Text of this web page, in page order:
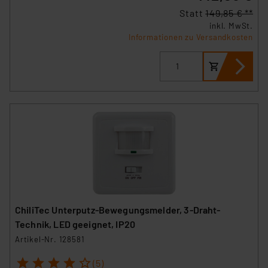
erteilte Zustimmung können Sie jederzeit unter dem
Link „Cookie Einstellungen“ anpassen oder widerrufen.
Die Rechtmäßigkeit der Speicherung, Abrufung und
Analyse bis zum Zeitpunkt des Widerrufs bleibt hiervon
unberührt. Ihre Browser-Einstellungen können dazu
Cookies dieser Drittanbieter umfasst daher ggf. auch
und zu der jeweiligen Datenübermittlung erhalten Sie in
der Datenschutzerklärung. Für die USA besteht kein
dass die USA als Land mit unzureichendem
Statt149,85 € **
inkl. MwSt.
Informationen zu Versandkosten
ChiliTec Unterputz-Bewegungsmelder, 3-Draht-
Technik, LED geeignet, IP20
Artikel-Nr. 128581
1 2 3 4 5 (5)